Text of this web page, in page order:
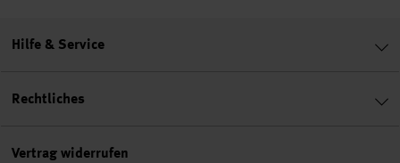
Hilfe & Service
Rechtliches
Vertrag widerrufen